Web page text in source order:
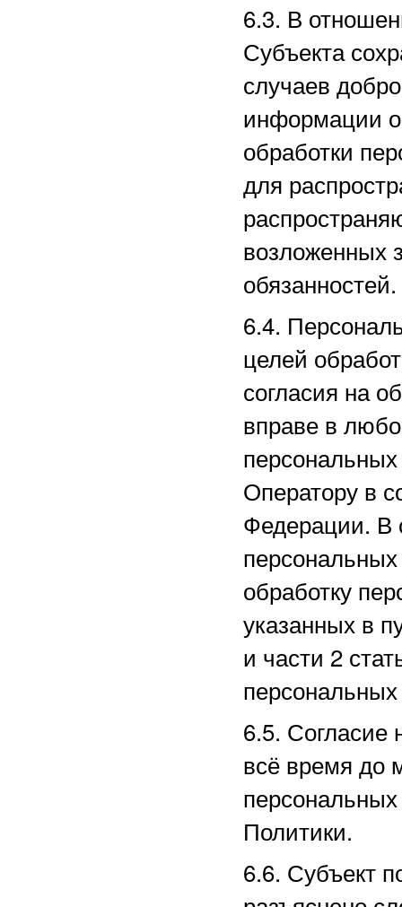
6.3. В
Субъекта
случаев
информации
обработки
для
возложенных
обязанностей.
6.4.
целей
согласия на
вправе в
Оператору в
Федерации. В
обработку
указанных в
и части 2
6.5. Согласие
всё время до
Политики.
6.6. Субъект